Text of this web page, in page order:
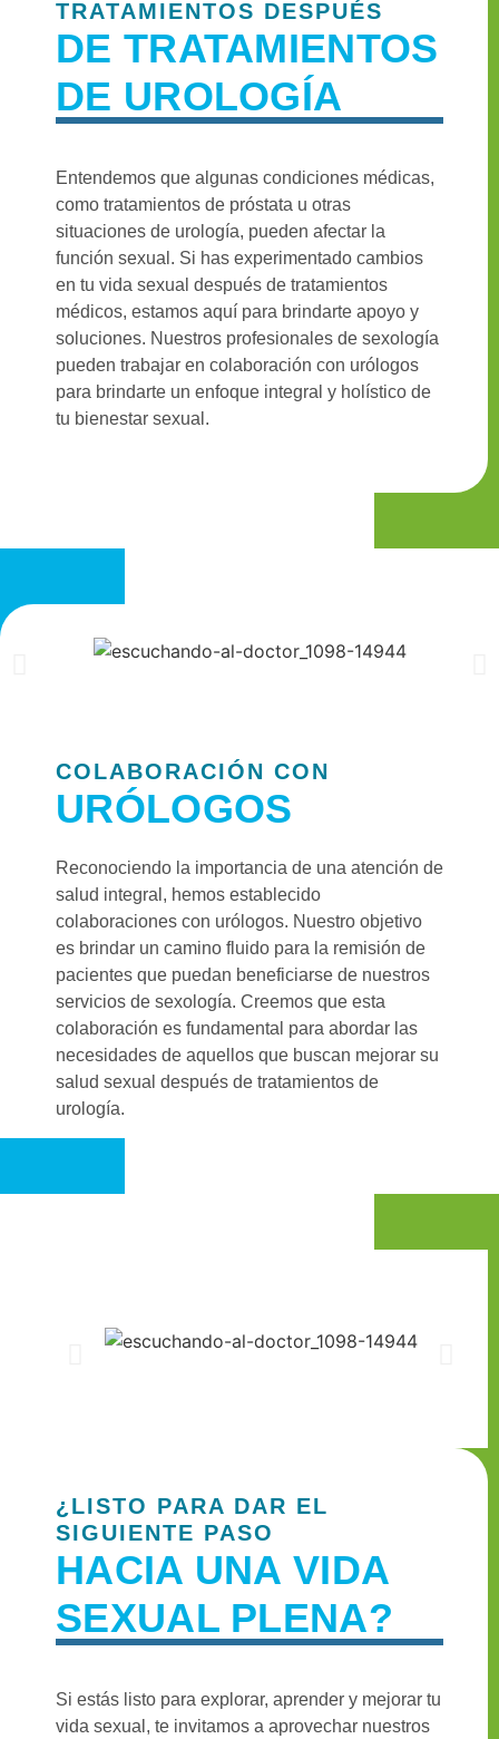
TRATAMIENTOS DESPUÉS
DE TRATAMIENTOS
DE UROLOGÍA
Entendemos que algunas condiciones médicas,
como tratamientos de próstata u otras
situaciones de urología, pueden afectar la
función sexual. Si has experimentado cambios
en tu vida sexual después de tratamientos
médicos, estamos aquí para brindarte apoyo y
soluciones. Nuestros profesionales de sexología
pueden trabajar en colaboración con urólogos
para brindarte un enfoque integral y holístico de
tu bienestar sexual.
COLABORACIÓN CON
URÓLOGOS
Reconociendo la importancia de una atención de
salud integral, hemos establecido
colaboraciones con urólogos. Nuestro objetivo
es brindar un camino fluido para la remisión de
pacientes que puedan beneficiarse de nuestros
servicios de sexología. Creemos que esta
colaboración es fundamental para abordar las
necesidades de aquellos que buscan mejorar su
salud sexual después de tratamientos de
urología.
¿LISTO PARA DAR EL
SIGUIENTE PASO
HACIA UNA VIDA
SEXUAL PLENA?
Si estás listo para explorar, aprender y mejorar tu
vida sexual, te invitamos a aprovechar nuestros